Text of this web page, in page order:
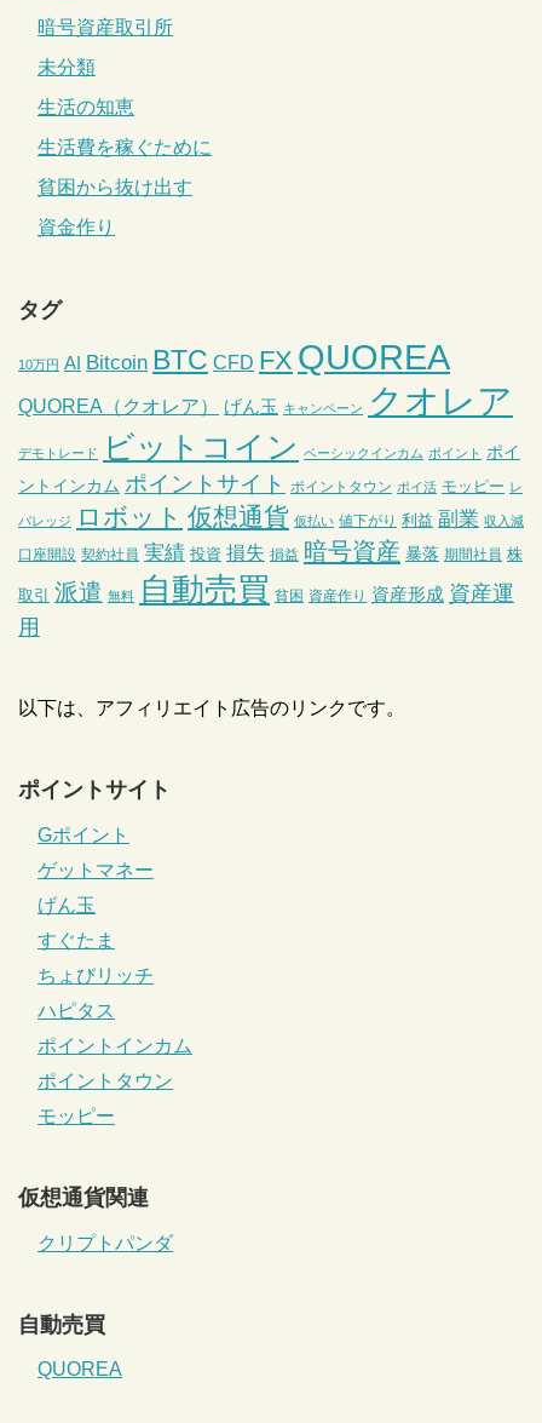
暗号資産取引所
未分類
生活の知恵
生活費を稼ぐために
貧困から抜け出す
資金作り
タグ
10万円 AI Bitcoin BTC CFD FX QUOREA
QUOREA（クオレア） げん玉 キャンペーン クオレア
デモトレード ビットコイン ベーシックインカム ポイント ポイ
ントインカム ポイントサイト ポイントタウン ポイ活 モッピー レ
バレッジ ロボット 仮想通貨 仮払い 値下がり 利益 副業 収入減
口座開設 契約社員 実績 投資 損失 損益 暗号資産 暴落 期間社員 株
取引 派遣 無料 自動売買 貧困 資産作り 資産形成 資産運
用
以下は、アフィリエイト広告のリンクです。
ポイントサイト
Gポイント
ゲットマネー
げん玉
すぐたま
ちょびリッチ
ハピタス
ポイントインカム
ポイントタウン
モッピー
仮想通貨関連
クリプトパンダ
自動売買
QUOREA